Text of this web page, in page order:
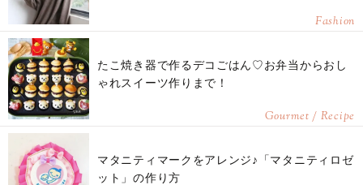
Fashion
たこ焼き器で作るデコごはん♡お弁当からおし
ゃれスイーツ作りまで！
Gourmet / Recipe
マタニティマークをアレンジ♪「マタニティロゼ
ット」の作り方